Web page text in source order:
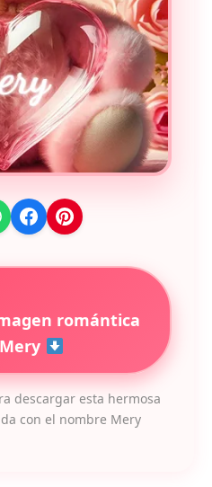
romántica
descargar esta hermosa
con el nombre Mery